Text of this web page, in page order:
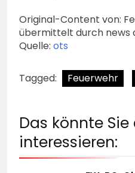
Original-Content von:
übermittelt durch news
Quelle: ots
Tagged: Feuerwehr
Das könnte
interessieren: